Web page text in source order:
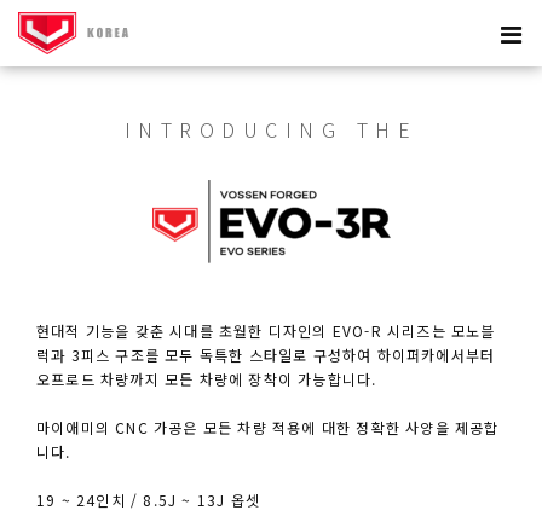
INTRODUCING THE
현대적 기능을 갖춘 시대를 초월한 디자인의 EVO-R 시리즈는 모노블
럭과 3피스 구조를 모두 독특한 스타일로 구성하여 하이퍼카에서부터
오프로드 차량까지 모든 차량에 장착이 가능합니다.
마이애미의 CNC 가공은 모든 차량 적용에 대한 정확한 사양을 제공합
니다.
19 ~ 24인치 / 8.5J ~ 13J 옵셋